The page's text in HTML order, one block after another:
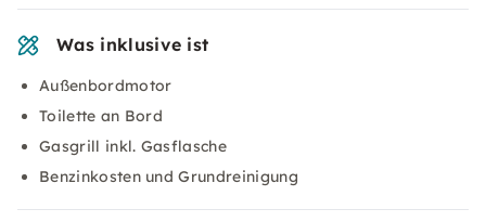
Was inklusive ist
Außenbordmotor
Toilette an Bord
Gasgrill inkl. Gasflasche
Benzinkosten und Grundreinigung